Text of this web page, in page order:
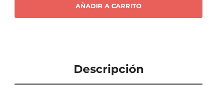
AÑADIR A CARRITO
Descripción